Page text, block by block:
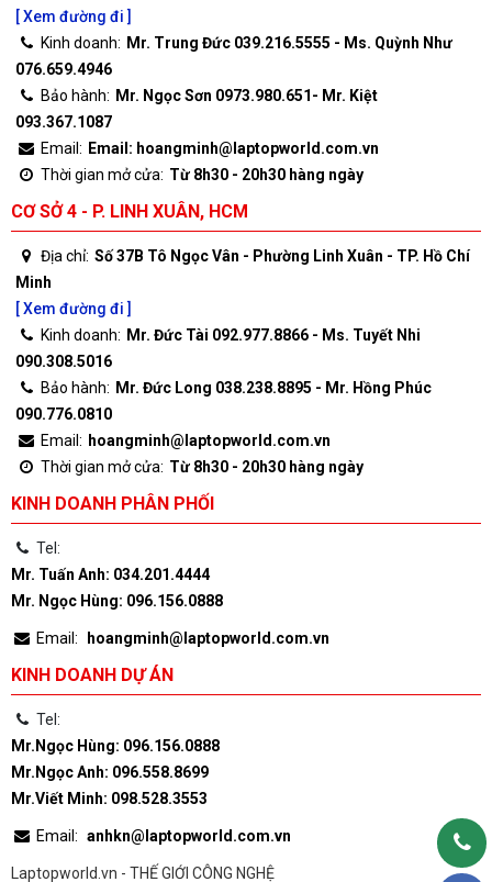
[ Xem đường đi ]
Kinh doanh: Mr. Trung Đức 039.216.5555 - Ms. Quỳnh Như
076.659.4946
Bảo hành: Mr. Ngọc Sơn 0973.980.651- Mr. Kiệt
093.367.1087
Email: Email: hoangminh@laptopworld.com.vn
Thời gian mở cửa: Từ 8h30 - 20h30 hàng ngày
CƠ SỞ 4 - P. LINH XUÂN, HCM
Địa chỉ: Số 37B Tô Ngọc Vân - Phường Linh Xuân - TP. Hồ Chí
Minh
[ Xem đường đi ]
Kinh doanh: Mr. Đức Tài 092.977.8866 - Ms. Tuyết Nhi
090.308.5016
Bảo hành: Mr. Đức Long 038.238.8895 - Mr. Hồng Phúc
090.776.0810
Email: hoangminh@laptopworld.com.vn
Thời gian mở cửa: Từ 8h30 - 20h30 hàng ngày
KINH DOANH PHÂN PHỐI
Tel:
Mr. Tuấn Anh: 034.201.4444
Mr. Ngọc Hùng: 096.156.0888
Email: hoangminh@laptopworld.com.vn
KINH DOANH DỰ ÁN
Tel:
Mr.Ngọc Hùng: 096.156.0888
Mr.Ngọc Anh: 096.558.8699
Mr.Viết Minh: 098.528.3553
Email: anhkn@laptopworld.com.vn
Laptopworld.vn - THẾ GIỚI CÔNG NGHỆ